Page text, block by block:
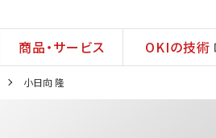
商品・サービス OKIの技術
小日向 隆